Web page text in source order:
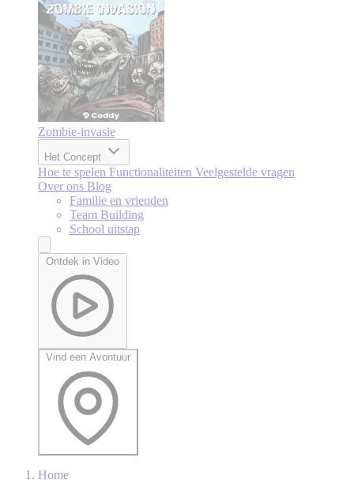
Zombie-invasie
Het Concept
Hoe te spelen Functionaliteiten Veelgestelde vragen
Over ons Blog
Familie en vrienden
Team Building
School uitstap
Ontdek in Video
Vind een Avontuur
Home